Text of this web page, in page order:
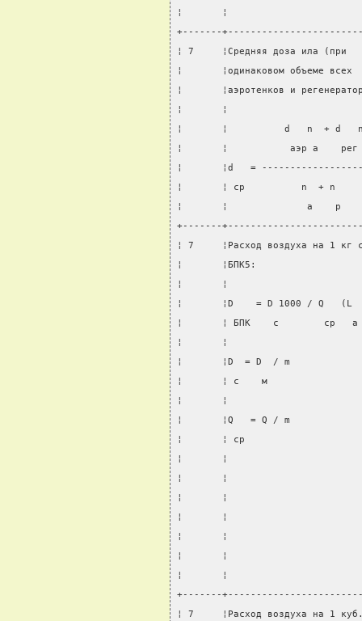
¦       ¦
+-------
¦ 7     ¦Средняя доза ила
¦       ¦одинаковом
¦       ¦аэротенков и
¦       ¦
¦       ¦          d   n  + d
¦       ¦           аэр а    рег р
¦       ¦d   =
¦       ¦ ср          n  + n
¦       ¦              а    р
+-------
¦ 7     ¦Расход воздуха на 1 кг
¦       ¦БПК5:
¦       ¦
¦       ¦D    = D 1000 / Q   (L  -
¦       ¦ БПК    с        ср
¦       ¦
¦       ¦D  = D  / m
¦       ¦ с    м
¦       ¦
¦       ¦Q   = Q / m
¦       ¦ ср
¦       ¦
¦       ¦
¦       ¦
¦       ¦
¦       ¦
¦       ¦
¦       ¦
+-------
¦ 7     ¦Расход воздуха на 1